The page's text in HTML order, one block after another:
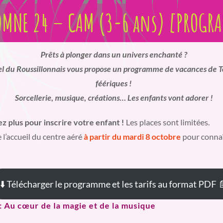
24 – CAM (3-6 ans)
Prêts à plonger dans un univers enchanté ?
du Roussillonnais vous propose un programme de vacances de
féériques !
Sorcellerie, musique, créations… Les enfants vont adorer !
plus pour inscrire votre enfant ! Les places sont limitées.
du centre aéréà partir du mardi 8 octobre pour
⬇️ Télécharger le programme et les tarifs au format PDF
Au cœur de la magie et de la musique